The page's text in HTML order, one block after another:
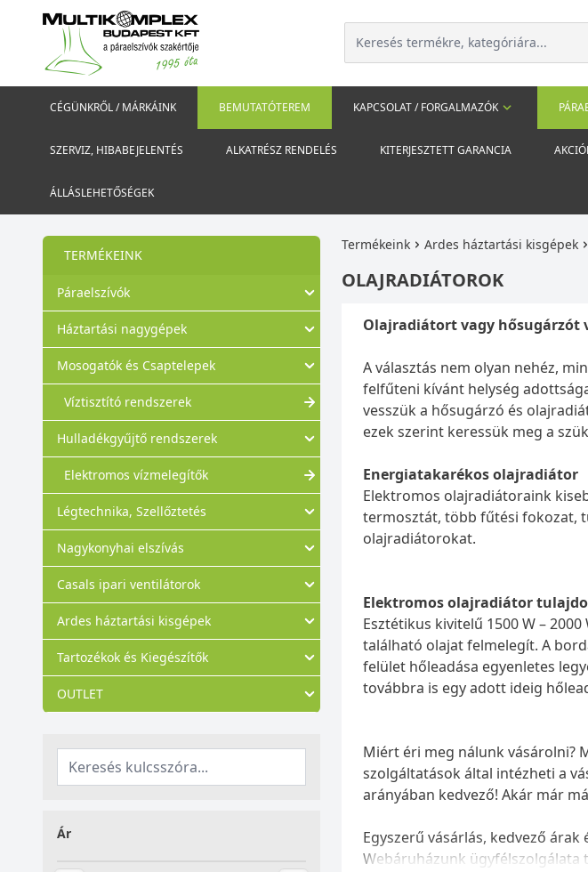
CÉGÜNKRŐL / MÁRKÁINK BEMUTATÓTEREM KAPCSOLAT / FORGALMAZÓK
SZERVIZ, HIBABEJELENTÉS ALKATRÉSZ RENDELÉS KITERJESZTETT GARANCIA
ÁLLÁSLEHETŐSÉGEK
TERMÉKEINK
Páraelszívók
Háztartási nagygépek
Mosogatók és Csaptelepek
Víztisztító rendszerek
Hulladékgyűjtő rendszerek
Elektromos vízmelegítők
Légtechnika, Szellőztetés
Nagykonyhai elszívás
Casals ipari ventilátorok
Ardes háztartási kisgépek
Tartozékok és Kiegészítők
OUTLET
Ár
Termékeink Ardes háztartási kisgépek
OLAJRADIÁTOROK
Olajradiátort vagy hősugárzót
A választás nem olyan nehéz,
felfűteni kívánt helység
vesszük a hősugárzó és
ezek szerint keressük meg a
Energiatakarékos olajradiátor
Elektromos olajradiátoraink
termosztát, több fűtési fokozat,
olajradiátorokat.
Elektromos olajradiátor
Esztétikus kivitelű 1500 W –
található olajat felmelegít. A
felület hőleadása egyenletes
továbbra is egy adott ideig
Miért éri meg nálunk vásárolni?
szolgáltatások által intézheti a
arányában kedvező! Akár már
Egyszerű vásárlás, kedvező
Webáruházunk ügyfélszolgálata